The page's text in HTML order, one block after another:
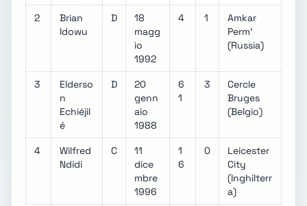
2
Brian
Idowu
D
18
magg
io
1992
4 1
Amkar
Perm'
(Russia)
3
Elderso
n
Echiéjil
é
D
20
genn
aio
1988
6
1
3
Cercle
Bruges
(Belgio)
4
Wilfred
Ndidi
C
11
dice
mbre
1996
1
6
0
Leicester
City
(Inghilterr
a)